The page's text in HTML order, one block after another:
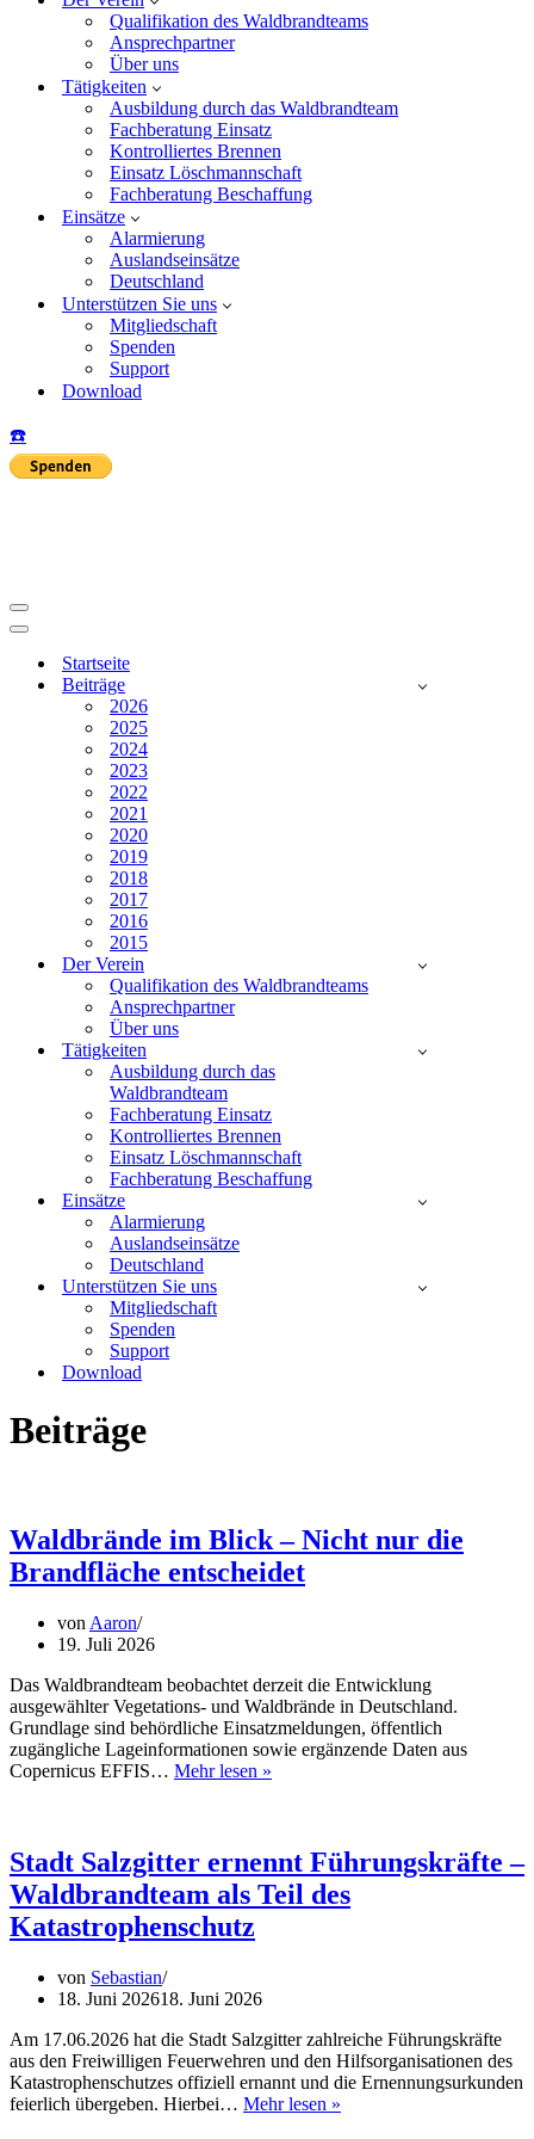
Qualifikation des Waldbrandteams
Ansprechpartner
Über uns
Tätigkeiten
Ausbildung durch das Waldbrandteam
Fachberatung Einsatz
Kontrolliertes Brennen
Einsatz Löschmannschaft
Fachberatung Beschaffung
Einsätze
Alarmierung
Auslandseinsätze
Deutschland
Unterstützen Sie uns
Mitgliedschaft
Spenden
Support
Download
☎️
Navigationsmenü
Navigationsmenü
Startseite
Beiträge
2026
2025
2024
2023
2022
2021
2020
2019
2018
2017
2016
2015
Der Verein
Qualifikation des Waldbrandteams
Ansprechpartner
Über uns
Tätigkeiten
Ausbildung durch das
Waldbrandteam
Fachberatung Einsatz
Kontrolliertes Brennen
Einsatz Löschmannschaft
Fachberatung Beschaffung
Einsätze
Alarmierung
Auslandseinsätze
Deutschland
Unterstützen Sie uns
Mitgliedschaft
Spenden
Support
Download
Beiträge
Waldbrände im Blick – Nicht nur die
Brandfläche entscheidet
von Aaron
19. Juli 2026
Das Waldbrandteam beobachtet derzeit die Entwicklung
ausgewählter Vegetations- und Waldbrände in Deutschland.
Grundlage sind behördliche Einsatzmeldungen, öffentlich
zugängliche Lageinformationen sowie ergänzende Daten aus
Copernicus EFFIS… Mehr lesen »
Nicht
nur
die
Stadt Salzgitter ernennt Führungskräfte –
Waldbrandteam als Teil des
Katastrophenschutz
von Sebastian
18. Juni 202618. Juni 2026
Am 17.06.2026 hat die Stadt Salzgitter zahlreiche Führungskräfte
aus den Freiwilligen Feuerwehren und den Hilfsorganisationen des
Katastrophenschutzes offiziell ernannt und die Ernennungsurkunden
feierlich übergeben. Hierbei… Mehr lesen »